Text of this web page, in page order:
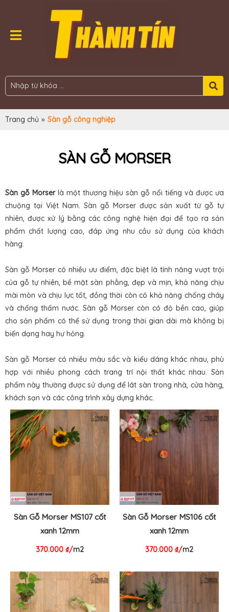
Trang chủ » Sàn gỗ công nghiệp
SÀN GỖ MORSER
Sàn gỗ Morserlà một thương hiệu sàn gỗ nổi tiếng và được ưa
chuộng tại Việt Nam. Sàn gỗ Morser được sản xuất từ gỗ tự
nhiên, được xử lý bằng các công nghệ hiện đại để tạo ra sản
phẩm chất lượng cao, đáp ứng nhu cầu sử dụng của khách
hàng.
Sàn gỗ Morser có nhiều ưu điểm, đặc biệt là tính năng vượt trội
của gỗ tự nhiên, bề mặt sàn phẳng, đẹp và mịn, khả năng chịu
mài mòn và chịu lực tốt, đồng thời còn có khả năng chống cháy
và chống thấm nước. Sàn gỗ Morser còn có độ bền cao, giúp
cho sản phẩm có thể sử dụng trong thời gian dài mà không bị
biến dạng hay hư hỏng.
Sàn gỗ Morser có nhiều màu sắc và kiểu dáng khác nhau, phù
hợp với nhiều phong cách trang trí nội thất khác nhau. Sản
phẩm này thường được sử dụng để lát sàn trong nhà, cửa hàng,
khách sạn và các công trình xây dựng khác.
Sàn Gỗ Morser MS107 cốt
xanh 12mm
370.000 ₫/m2
Sàn Gỗ Morser MS106 cốt
xanh 12mm
370.000 ₫/m2